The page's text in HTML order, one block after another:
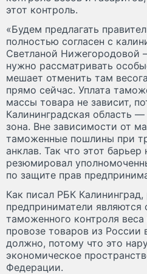
этот контроль.
«Будем предлагать
полностью согласен с
Светланой Нижегородовой
нужно рассматривать
мешает отменить там
прямо сейчас. Уплата
массы товара не зависит,
Калининградская область
зона. Вне зависимости от
таможенные пошлины при
анклав. Так что этот
резюмировал
по защите прав
Как писал РБК Калининград,
предприниматели являются
таможенного контроля веса
провозе товаров из
должно, потому что это
экономическое
Федерации.